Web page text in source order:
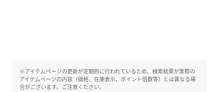
※アイテムページの更新が定期的に行われているため、検索結果が実際の
アイテムページの内容（価格、在庫表示、ポイント倍数等）とは異なる場
合がございます。ご注意ください。